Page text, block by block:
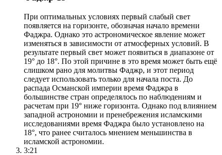
При оптимальных условиях первый слабый свет
появляется на горизонте, обозначая начало времени
Фаджра. Однако это астрономическое явление может
изменяться в зависимости от атмосферных условий. В
результате первый свет может появиться в диапазоне от
19° до 18°. По этой причине в это время может быть ещё
слишком рано для молитвы Фаджр, и этот период
следует использовать только для начала поста. До
распада Османской империи время Фаджра в
большинстве стран определялось по наблюдениям и
расчетам при 19° ниже горизонта. Однако под влиянием
западной астрономии и пренебрежения исламскими
исследованиями время Фаджра было установлено на
18°, что ранее считалось мнением меньшинства в
исламской астрономии.
3:21